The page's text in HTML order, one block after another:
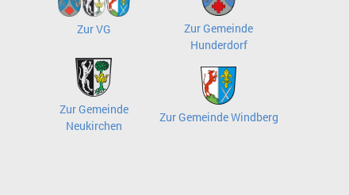
Zur VG
Zur Gemeinde
Hunderdorf
Zur Gemeinde
Neukirchen
Zur Gemeinde Windberg